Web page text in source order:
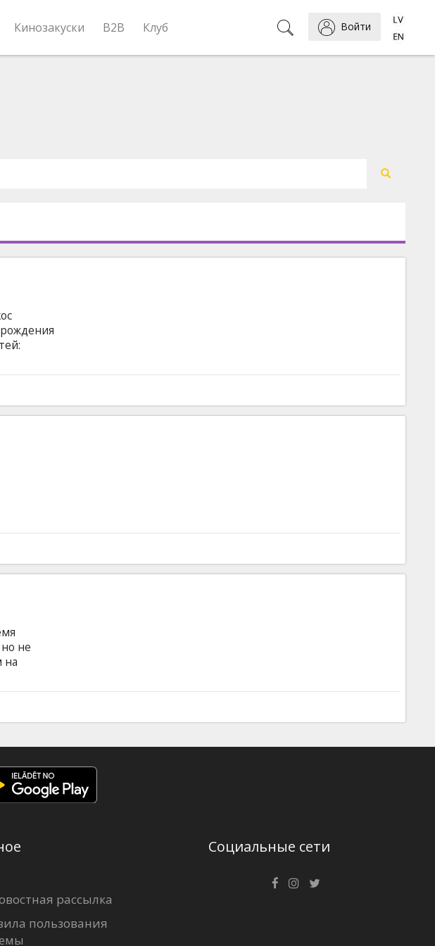
Кинозакуски B2B Клуб Войти
не
на
рассылка
пользования
Социальные сети